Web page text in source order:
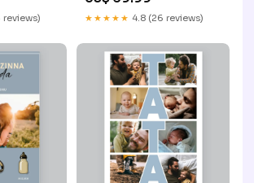
reviews) ★★★★★ 4.8 (26 reviews)